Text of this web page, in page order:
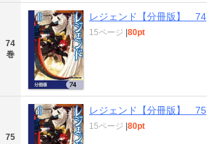
74
巻
レジェンド【分冊版】 74
15ページ 80pt
75
レジェンド【分冊版】 75
15ページ 80pt